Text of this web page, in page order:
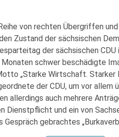
von rechten Übergriffen
Zustand der sächsischen
der sächsischen CDU
Monaten schwer beschädigte
„Starke Wirtschaft. Starker
der CDU, um vor allem
allerdings auch mehrere
Dienstpflicht und ein von
Gespräch gebrachtes